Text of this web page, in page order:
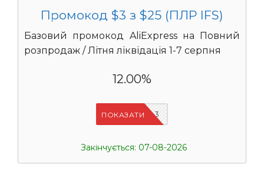
Промокод $3 з $25 (ПЛР IFS)
Базовий промокод AliExpress на Повний
розпродаж / Літня ліквідація 1-7 серпня
12.00%
IFSCDUA3
ПОКАЗАТИ
Закінчується: 07-08-2026